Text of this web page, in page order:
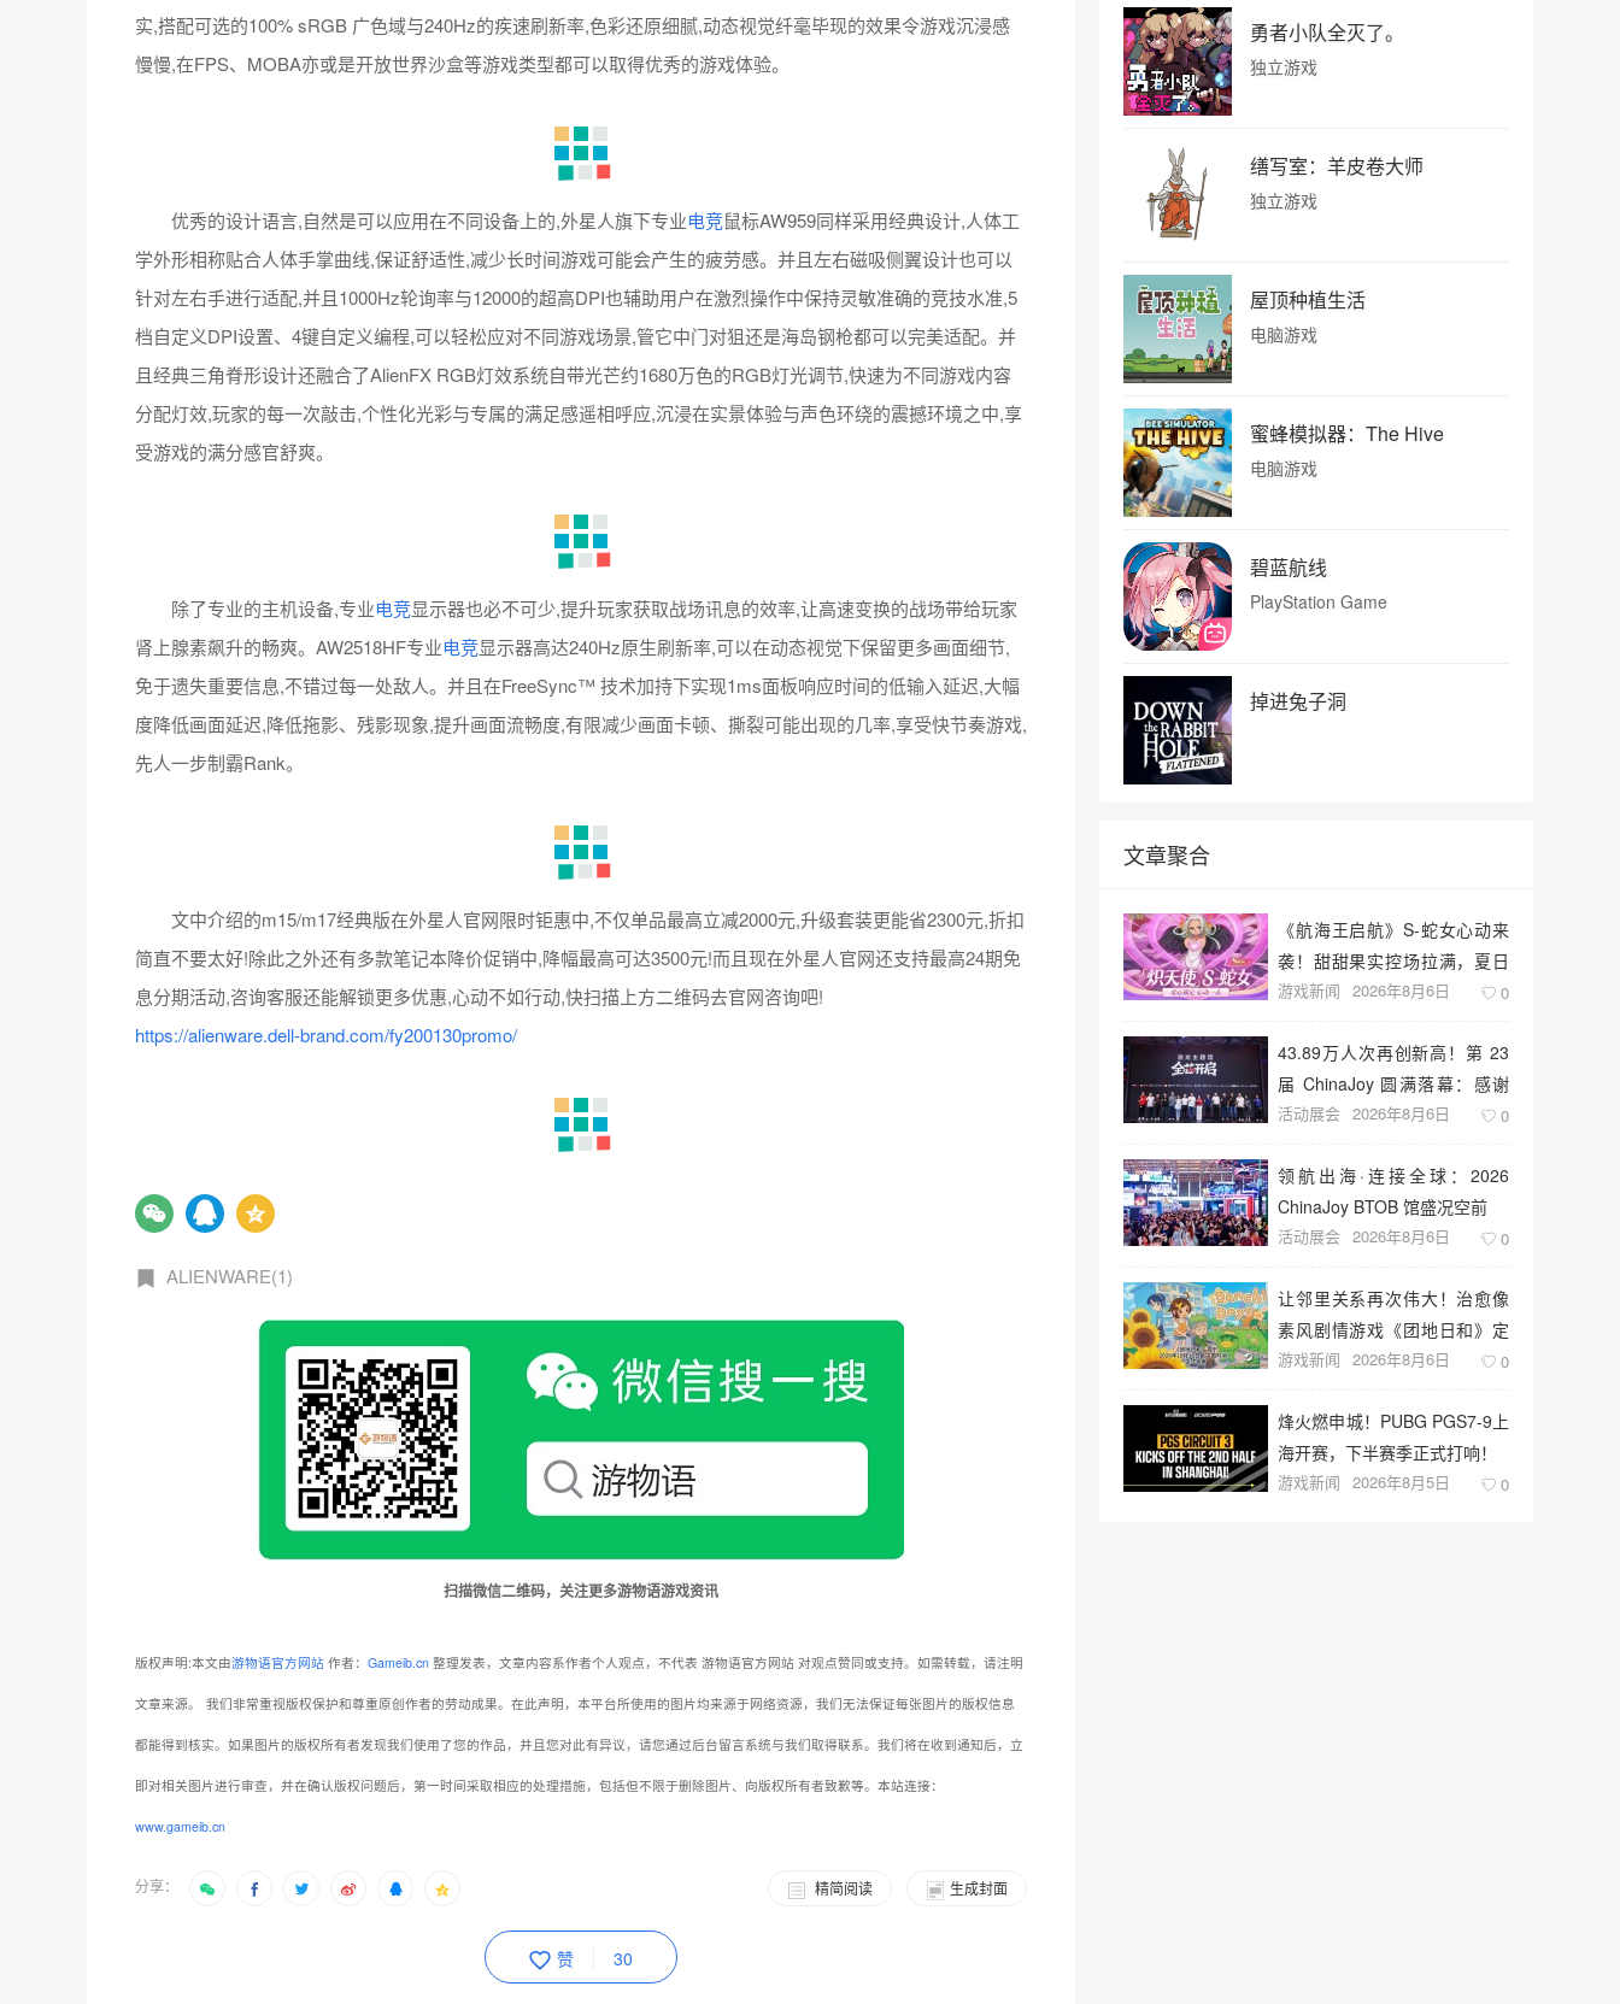
优秀的设计语言,自然是可以应用在不同设备上的,外星人旗下专业电竞鼠标AW959同样采用经典设计,人体工
针对左右手进行适配,并且1000Hz轮询率与12000的超高DPI也辅助用户在激烈操作中保持灵敏准确的竞技水准,5
档自定义DPI设置、4键自定义编程,可以轻松应对不同游戏场景,管它中门对狙还是海岛钢枪都可以完美适配。并
且经典三角脊形设计还融合了AlienFX RGB灯效系统自带光芒约1680万色的RGB灯光调节,快速为不同游戏内容
分配灯效,玩家的每一次敲击,个性化光彩与专属的满足感遥相呼应,沉浸在实景体验与声色环绕的震撼环境之中,享
受游戏的满分感官舒爽。
除了专业的主机设备,专业
免于遗失重要信息,不错过每一处敌人。并且在FreeSync™ 技术加持下实现1ms面板响应时间的低输入延迟,大幅
度降低画面延迟,降低拖影、残影现象,提升画面流畅度,有限减少画面卡顿、撕裂可能出现的几率,享受快节奏游戏,
先人一步制霸Rank。
文中介绍的m15/m17经典版在外星人官网限时钜惠中,不仅单品最高立减2000元,升级套装更能省2300元,折扣
息分期活动,咨询客服还能解锁更多优惠,心动不如行动,快扫描上方二维码去官网咨询吧!
扫描微信二维码，关注更多游物语游戏资讯
游物语官方网站 作者：Gameib.cn整理发表，文章内容系作者个人观点，不代表 游物语官方网站 对观点赞同或支持。如需转载，请注明
我们非常重视版权保护和尊重原创作者的劳动成果。在此声明，本平台所使用的图片均来源于网络资源，我们无法保证每张图片的版权信息
都能得到核实。如果图片的版权所有者发现我们使用了您的作品，并且您对此有异议，请您通过后台留言系统与我们取得联系。我们将在收到通知后，立
www.gameib.cn
上一篇：分三路冲击冠军!皇室战争CRL淘汰赛明日开战 下一篇：好评不断！与众不同的谍战游戏《隐形守护者》
勇者小队全灭了。
独立游戏
缮写室：羊皮卷大师
独立游戏
屋顶种植生活
电脑游戏
蜜蜂模拟器：The Hive
电脑游戏
碧蓝航线
PlayStation Game
掉进兔子洞
文章聚合
《航海王启航》S-蛇女心动来
袭！甜甜果实控场拉满，夏日
盛宴开启
游戏新闻 2026年8月6日 0
43.89万人次再创新高！第 23
届 ChinaJoy 圆满落幕：感谢
有你，共赴这场“与 AI 同游”的
活动展会 2026年8月6日 0
领航出海·连接全球：2026
ChinaJoy BTOB 馆盛况空前
活动展会 2026年8月6日 0
让邻里关系再次伟大！治愈像
素风剧情游戏《团地日和》定
档10月30日发售
游戏新闻 2026年8月6日 0
烽火燃申城！PUBG PGS7-9上
海开赛，下半赛季正式打响！
游戏新闻 2026年8月5日 0